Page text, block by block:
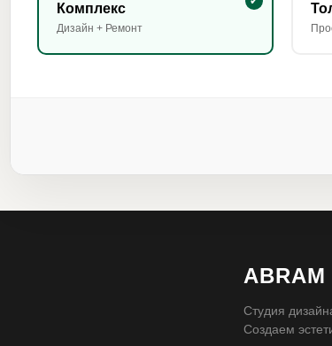
Комплекс
Дизайн + Ремонт
ABRAM
Студия
Создаем